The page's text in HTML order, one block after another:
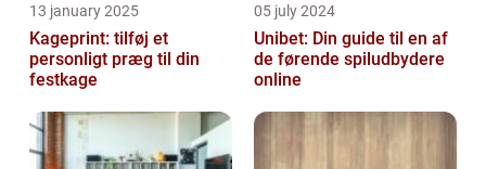
13 january 2025
Kageprint: tilføj et
personligt præg til din
festkage
05 july 2024
Unibet: Din guide til en af
de førende spiludbydere
online